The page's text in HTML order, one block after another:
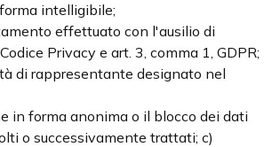
intelligibile;
effettuato con l'ausilio di
Privacy e art. 3, comma 1, GDPR;
di rappresentante designato nel
in forma anonima o il blocco dei dati
o successivamente trattati; c)